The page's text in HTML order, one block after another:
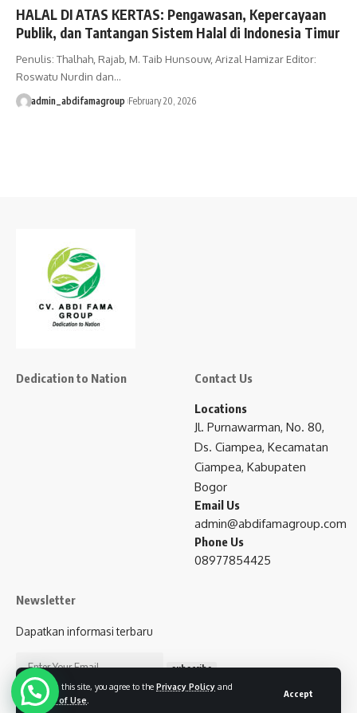
By using this site, you agree to the Privacy Policy and
Terms of Use
Accept
HALAL DI ATAS KERTAS: Pengawasan, Kepercayaan
Publik, dan Tantangan Sistem Halal di Indonesia Timur
Penulis: Thalhah, Rajab, M. Taib Hunsouw, Arizal Hamizar Editor:
Roswatu Nurdin dan…
admin_abdifamagroup February 20, 2026
Dedication to Nation Contact Us
Locations
Jl. Purnawarman, No. 80,
Ds. Ciampea, Kecamatan
Ciampea, Kabupaten
Bogor
Email Us
admin@abdifamagroup.com
Phone Us
08977854425
Newsletter
Dapatkan informasi terbaru
subscribe